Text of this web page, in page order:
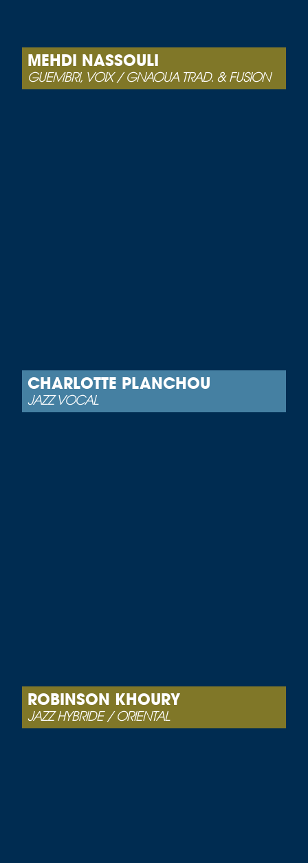
MEHDI NASSOULI
GUEMBRI, VOIX / GNAOUA TRAD. & FUSION
CHARLOTTE PLANCHOU
JAZZ VOCAL
ROBINSON KHOURY
JAZZ HYBRIDE / ORIENTAL